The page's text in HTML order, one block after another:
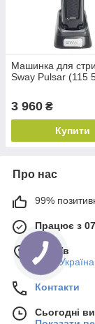
Машинка для
Sway Pulsar (115
3 960 ₴
Купити
Про нас
99%
Працює з
м. Київ
Київ, Україна
Контакти
Сьогодні